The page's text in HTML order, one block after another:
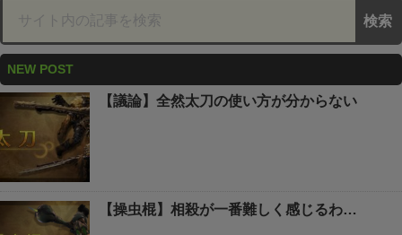
NEW POST
【議論】全然太刀の使い方が分からない
【操虫棍】相殺が一番難しく感じるわ…